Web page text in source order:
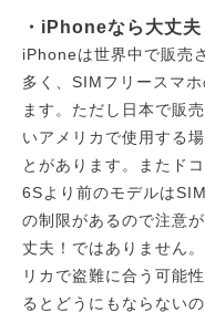
・iPhoneなら大丈
iPhoneは世界中で販売
多く、SIMフリースマ
ます。ただし日本で販
いアメリカで使用する
とがあります。またド
6Sより前のモデルは
の制限があるので注意
丈夫！ではありません
リカで盗難に合う可能
るとどうにもならない